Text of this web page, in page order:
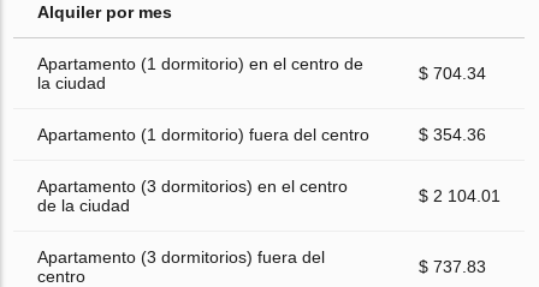
Alquiler por mes
Apartamento (1 dormitorio) en el centro de
la ciudad
$ 704.34
Apartamento (1 dormitorio) fuera del centro $ 354.36
Apartamento (3 dormitorios) en el centro
de la ciudad
$ 2 104.01
Apartamento (3 dormitorios) fuera del
centro
$ 737.83